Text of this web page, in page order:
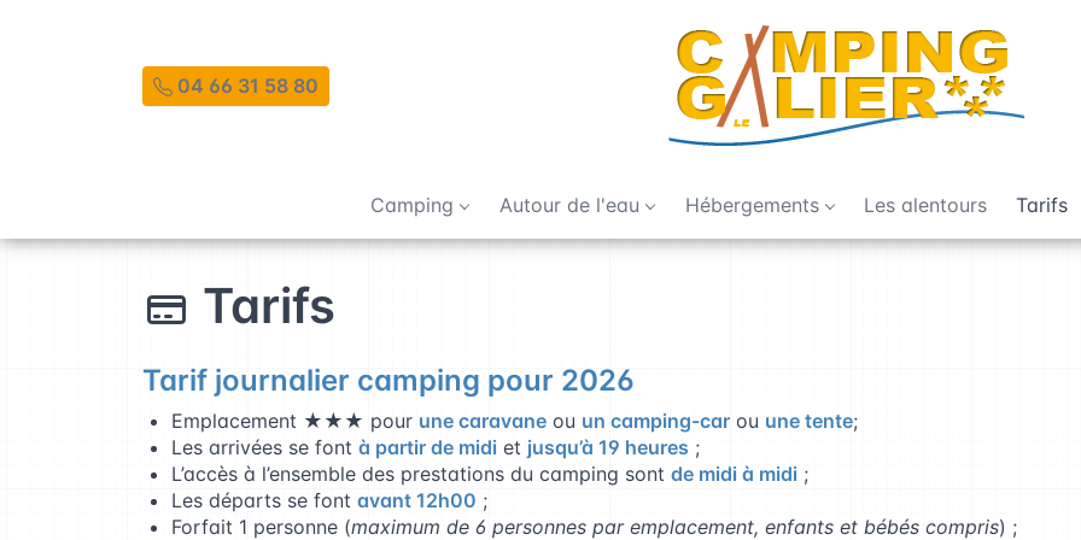
04 66 31 58 80
Camping Autour de l'eau Hébergements Les alentours Tarifs
Tarifs
Tarif journalier camping pour 2026
Emplacement ★★★ pour une caravane ou un camping-car ou une tente;
Les arrivées se font à partir de midi et jusqu’à 19 heures ;
L’accès à l’ensemble des prestations du camping sont de midi à midi ;
Les départs se font avant 12h00 ;
Forfait 1 personne (maximum de 6 personnes par emplacement, enfants et bébés compris) ;